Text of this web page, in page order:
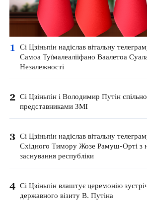
1
Сі Цзіньпін надіслав вітальну
Самоа Туїмалеалііфано Ваалетоа
Незалежності
2 Сі Цзіньпін і Володимир Путін
представниками ЗМІ
3 Сі Цзіньпін надіслав вітальну
Східного Тимору Жозе Рамуш-Орті з
заснування республіки
4 Сі Цзіньпін влаштує церемонію
державного візиту В. Путіна